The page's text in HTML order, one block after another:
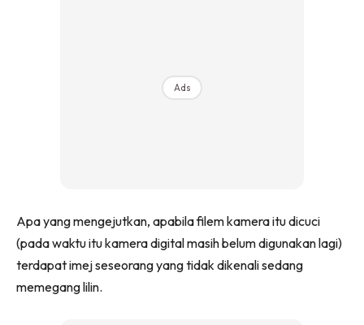
Ads
Apa yang mengejutkan, apabila filem kamera itu dicuci
(pada waktu itu kamera digital masih belum digunakan lagi)
terdapat imej seseorang yang tidak dikenali sedang
memegang lilin.